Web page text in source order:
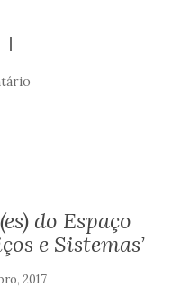
do Espaço
e Sistemas’
2017